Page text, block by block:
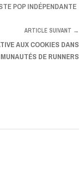
POP INDÉPENDANTE
ARTICLE SUIVANT →
AUX COOKIES DANS
DE RUNNERS